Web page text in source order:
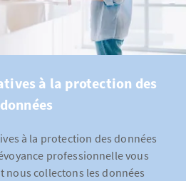
à la protection des
données
à la protection des données
professionnelle vous
nous collectons les données